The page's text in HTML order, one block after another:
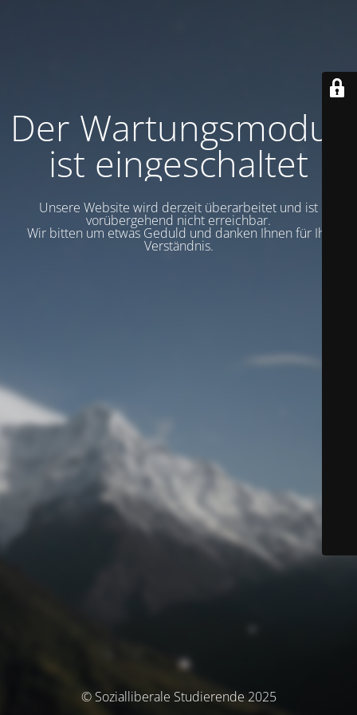
Der Wartungsmodus
ist eingeschaltet
Unsere Website wird derzeit überarbeitet und ist
vorübergehend nicht erreichbar.
Wir bitten um etwas Geduld und danken Ihnen für Ihr
Verständnis.
© Sozialliberale Studierende 2025